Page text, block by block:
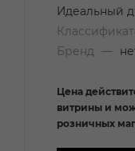
Идеальный
Бренд
—
Цена
витрины и
розничных